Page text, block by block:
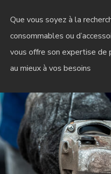
Que vous soyez à la
consommables ou
vous offre son expertise de
au mieux à vos besoins